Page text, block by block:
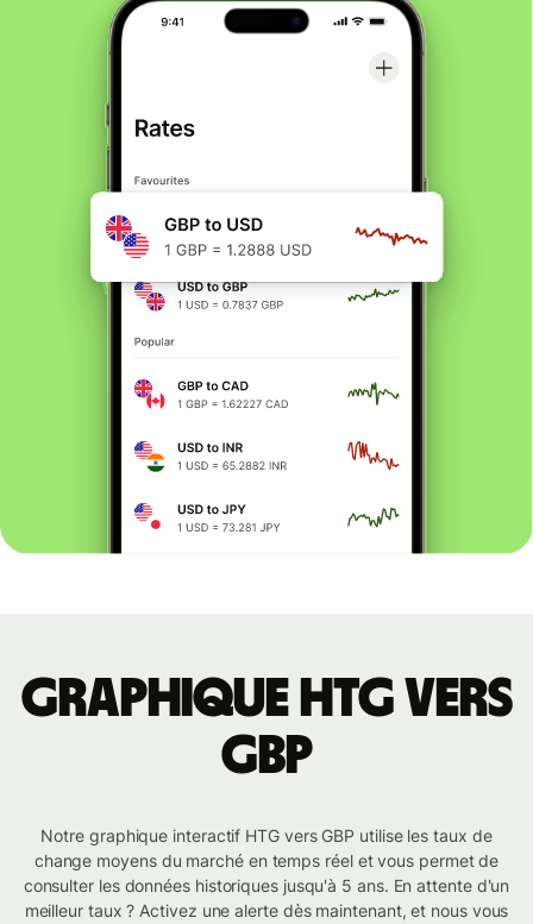
Graphique HTG vers
GBP
Notre graphique interactif HTG vers GBP utilise les taux de
change moyens du marché en temps réel et vous permet de
consulter les données historiques jusqu'à 5 ans. En attente d'un
meilleur taux ? Activez une alerte dès maintenant, et nous vous